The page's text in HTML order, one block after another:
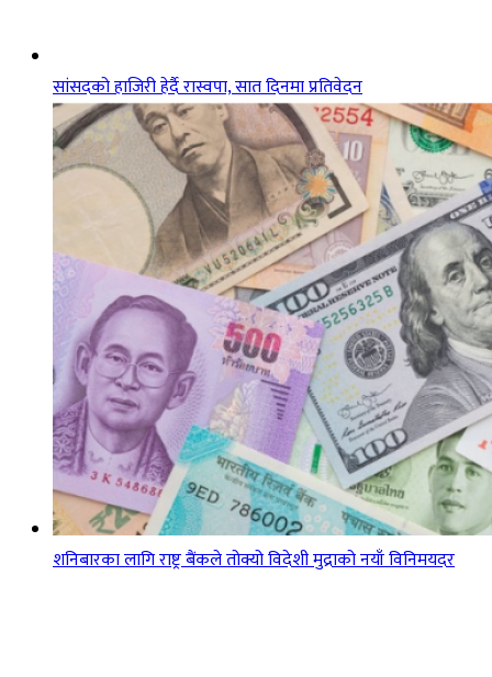
सांसदको हाजिरी हेर्दै रास्वपा, सात दिनमा प्रतिवेदन
शनिबारका लागि राष्ट्र बैंकले तोक्यो विदेशी मुद्राको नयाँ विनिमयदर